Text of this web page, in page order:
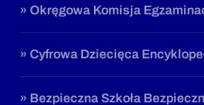
» Okręgowa Komisja
» Cyfrowa Dziecięca
» Bezpieczna Szkoła